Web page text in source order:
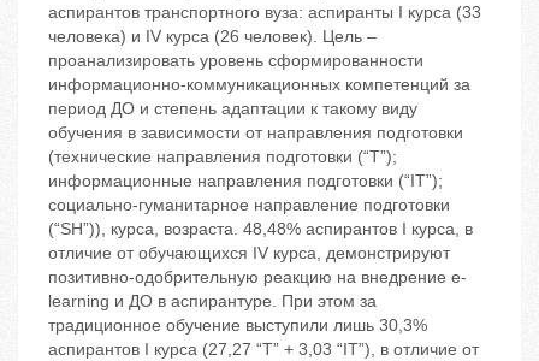
аспирантов транспортного вуза: аспиранты I курса (33
человека) и IV курса (26 человек). Цель –
проанализировать уровень сформированности
информационно-коммуникационных компетенций за
период ДО и степень адаптации к такому виду
обучения в зависимости от направления подготовки
(технические направления подготовки (“T”);
информационные направления подготовки (“IT”);
социально-гуманитарное направление подготовки
(“SH”)), курса, возраста. 48,48% аспирантов I курса, в
отличие от обучающихся IV курса, демонстрируют
позитивно-одобрительную реакцию на внедрение e-
learning и ДО в аспирантуре. При этом за
традиционное обучение выступили лишь 30,3%
аспирантов I курса (27,27 “T” + 3,03 “IT”), в отличие от